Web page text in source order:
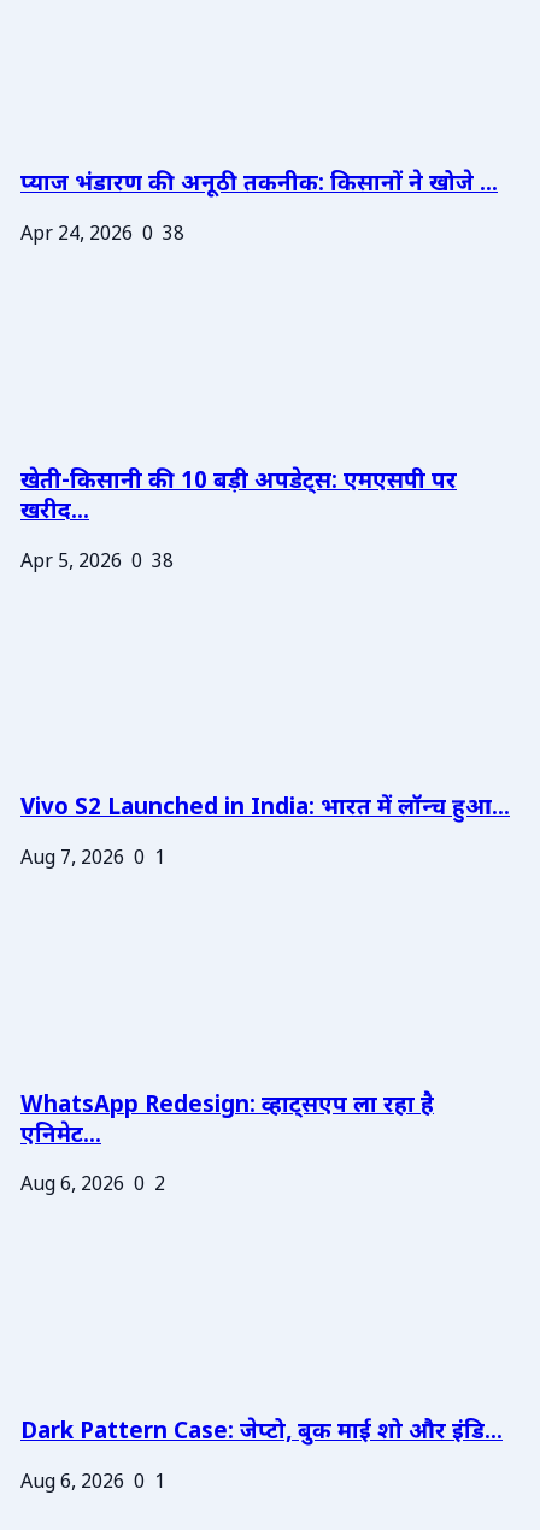
प्याज भंडारण की अनूठी तकनीक: किसानों ने खोजे ...
Apr 24, 2026 0 38
खेती-किसानी की 10 बड़ी अपडेट्स: एमएसपी पर
खरीद...
Apr 5, 2026 0 38
Vivo S2 Launched in India: भारत में लॉन्च हुआ...
Aug 7, 2026 0 1
WhatsApp Redesign: व्हाट्सएप ला रहा है
एनिमेट...
Aug 6, 2026 0 2
Dark Pattern Case: जेप्टो, बुक माई शो और इंडि...
Aug 6, 2026 0 1